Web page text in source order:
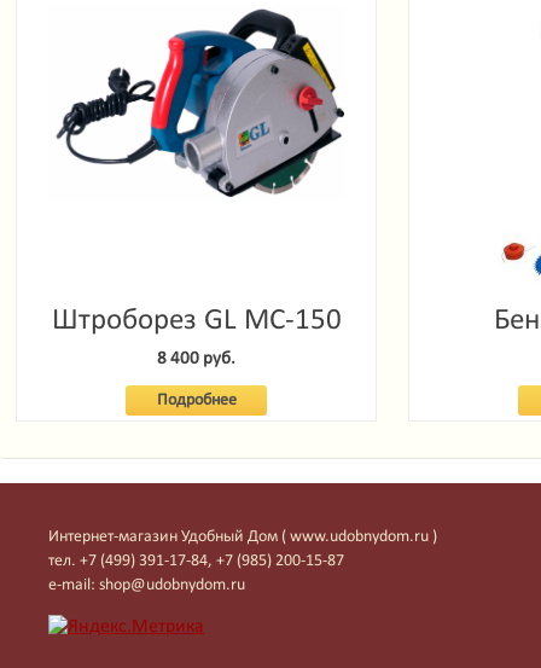
Штроборез GL MC-150
8 400 руб.
Подробнее
Интернет-магазин Удобный Дом ( www.udobnydom.ru )
тел. +7 (499) 391-17-84, +7 (985) 200-15-87
e-mail: shop@udobnydom.ru